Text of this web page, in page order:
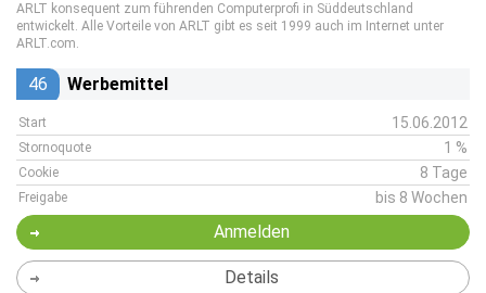
ARLT konsequent zum führenden Computerprofi in Süddeutschland
entwickelt. Alle Vorteile von ARLT gibt es seit 1999 auch im Internet unter
ARLT.com.
46 Werbemittel
Start 15.06.2012
Stornoquote 1 %
Cookie 8 Tage
Freigabe bis 8 Wochen
Anmelden
Details